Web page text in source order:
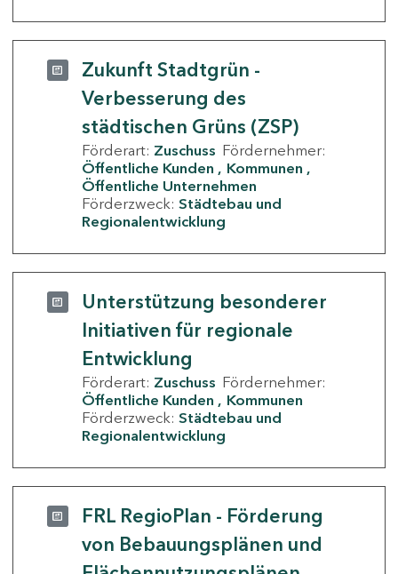
Zukunft Stadtgrün -
Verbesserung des
städtischen Grüns (ZSP)
Förderart: Zuschuss Fördernehmer:
Öffentliche Kunden
Kommunen
Öffentliche Unternehmen
Förderzweck: Städtebau und
Regionalentwicklung
Unterstützung besonderer
Initiativen für regionale
Entwicklung
Förderart: Zuschuss Fördernehmer:
Öffentliche Kunden
Kommunen
Förderzweck: Städtebau und
Regionalentwicklung
FRL RegioPlan - Förderung
von Bebauungsplänen und